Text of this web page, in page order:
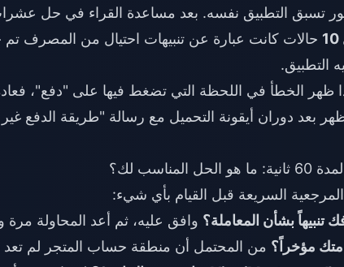
تسبق التطبيق نفسه. بعد مساعدة القراء في حل
حالات كانت عبارة عن تنبيهات احتيال من المصرف تم
التطبيق.
إذا ظهر الخطأ في اللحظة التي تضغط فيها على "دفع"،
ظهر بعد دوران أيقونة التحميل مع رسالة "طريقة الدفع
لك؟
المرجعية السريعة قبل القيام بأي شيء:
بشأن المعاملة؟ وافق عليه، ثم أعد المحاولة مرة
مؤخراً؟ من المحتمل أن منطقة حساب المتجر لم تعد